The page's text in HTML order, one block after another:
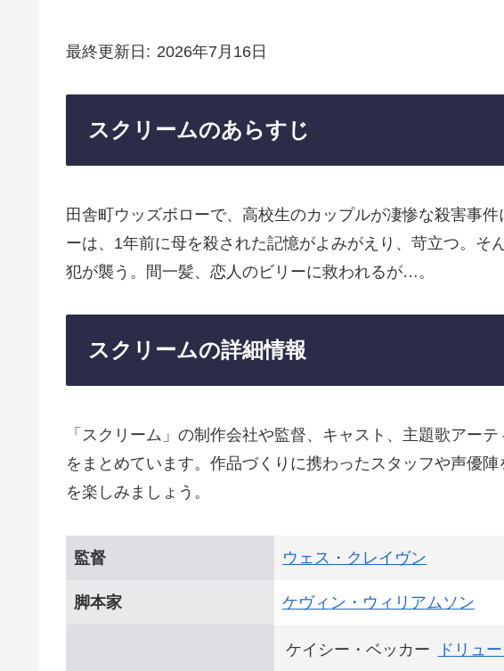
最終更新日 2026年7月16日
スクリームのあらすじ
田舎町ウッズボローで、高校生のカップルが凄惨な殺害事
ーは、1年前に母を殺された記憶がよみがえり、苛立つ。そ
犯が襲う。間一髪、恋人のビリーに救われるが…。
スクリームの詳細情報
「スクリーム」の制作会社や監督、キャスト、主題歌アー
をまとめています。作品づくりに携わったスタッフや声優
を楽しみましょう。
監督 ウェス・クレイヴン
脚本家 ケヴィン・ウィリアムソン
ケイシー・ベッカー
ドリュ